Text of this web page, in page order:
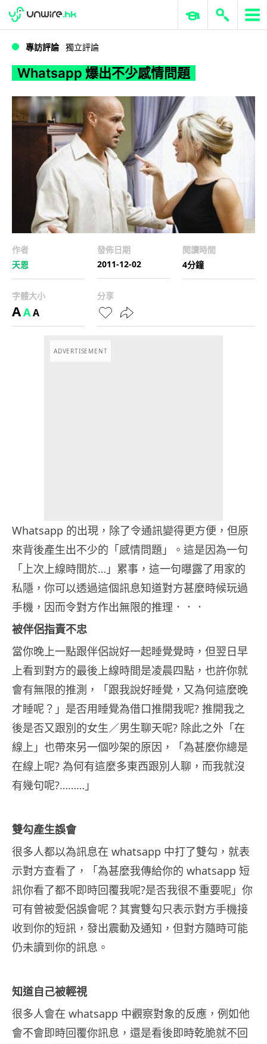
Whatsapp 爆出不少感情問題
WWDC 2026 ERP 與商業 AI
專訪評論 獨立評論
Whatsapp 爆出不少感情問題
作者
天恩
發佈日期
2011-12-02
閱讀時間
4分鐘
字體大小
AAA
分享
ADVERTISEMENT
Whatsapp 的出現，除了令通訊變得更方便，但原
來背後產生出不少的「感情問題」。這是因為一句
「上次上線時間於…」累事，這一句曝露了用家的
私隱，你可以透過這個訊息知道對方甚麼時候玩過
手機，因而令對方作出無限的推理．．．
被伴侶指責不忠
當你晚上一點跟伴侶說好一起睡覺覺時，但翌日早
上看到對方的最後上線時間是凌晨四點，也許你就
會有無限的推測，「跟我說好睡覺，又為何這麼晚
才睡呢？」是否用睡覺為借口推開我呢? 推開我之
後是否又跟別的女生／男生聊天呢? 除此之外「在
線上」也帶來另一個吵架的原因，「為甚麼你總是
在線上呢? 為何有這麼多東西跟別人聊，而我就沒
有幾句呢?………」
雙勾產生誤會
很多人都以為訊息在 whatsapp 中打了雙勾，就表
示對方查看了，「為甚麼我傳給你的 whatsapp 短
訊你看了都不即時回覆我呢?是否我很不重要呢」你
可有曾被愛侶誤會呢？其實雙勾只表示對方手機接
收到你的短訊，發出震動及通知，但對方隨時可能
仍未讀到你的訊息。
知道自己被輕視
很多人會在 whatsapp 中觀察對象的反應，例如他
會不會即時回覆你訊息，還是看後即時乾脆就不回